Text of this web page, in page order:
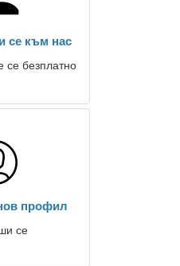
се към нас
се безплатно
профил
се